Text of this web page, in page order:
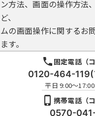
証明書により申請･届出等
連携）機能を有
を取得します。
します。ただし，保守等の
ことができるものとします。
て行われる申請・届出等の
方法、画面の操作方法
、
の画面操作に関するお
す。
固定電話（
0120-464-119(
平日 9:00～
携帯電話（
0570-